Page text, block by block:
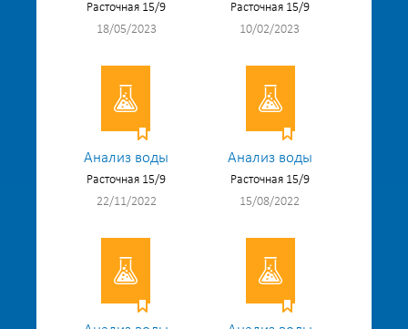
Расточная 15/9
18/05/2023
Расточная 15/9
10/02/2023
Анализ воды
Расточная 15/9
22/11/2022
Анализ воды
Расточная 15/9
15/08/2022